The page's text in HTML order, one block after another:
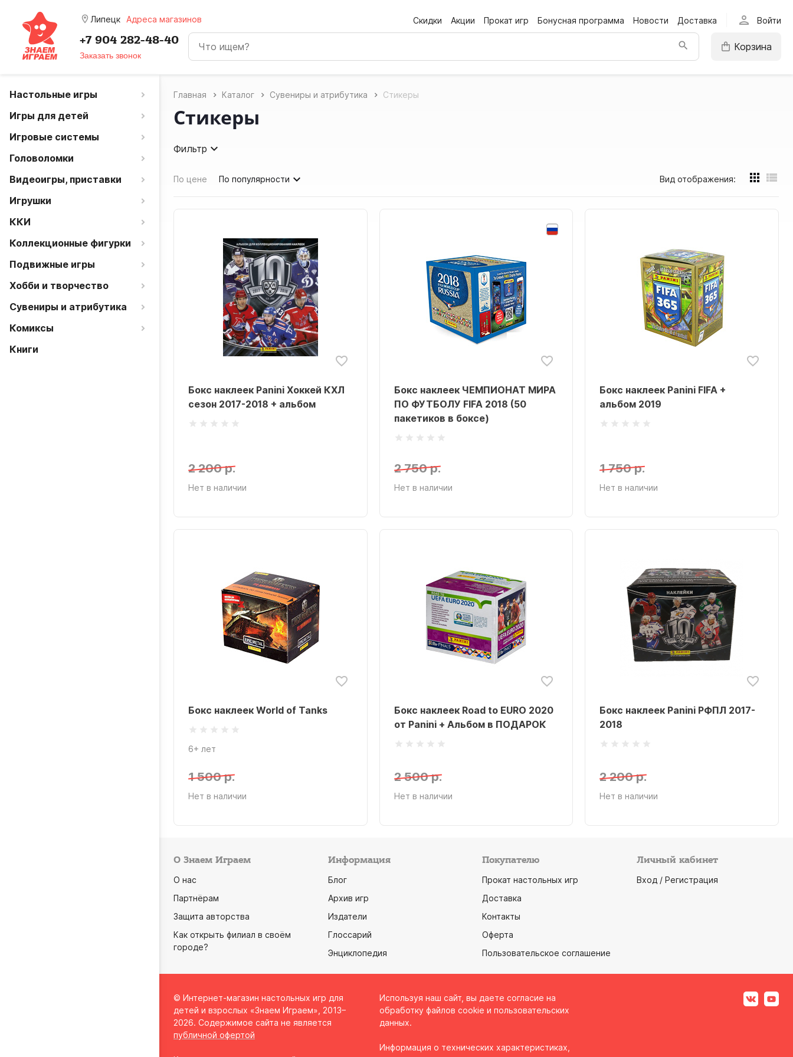
room Липецк Адреса магазинов Скидки Акции Прокат игр Бонусная программа Новости Доставка person Войти
+7 904 282-48-40
Заказать звонок
Корзина
Настольные игры
Игры для детей
Игровые системы
Головоломки
Видеоигры, приставки
Игрушки
ККИ
Коллекционные фигурки
Подвижные игры
Хобби и творчество
Сувениры и атрибутика
Комиксы
Книги
Главная Каталог Сувениры и атрибутика Стикеры
Стикеры
Фильтр
По цене По популярности Вид отображения:
Бокс наклеек Panini Хоккей КХЛ
сезон 2017-2018 + альбом
2 200 р.
Нет в наличии
Бокс наклеек ЧЕМПИОНАТ МИРА
ПО ФУТБОЛУ FIFA 2018 (50
пакетиков в боксе)
2 750 р.
Нет в наличии
Бокс наклеек Panini FIFA +
альбом 2019
1 750 р.
Нет в наличии
Бокс наклеек World of Tanks
6+ лет
1 500 р.
Нет в наличии
Бокс наклеек Road to EURO 2020
от Panini + Альбом в ПОДАРОК
2 500 р.
Нет в наличии
Бокс наклеек Panini РФПЛ 2017-
2018
2 200 р.
Нет в наличии
О Знаем Играем
О нас
Партнёрам
Защита авторства
Как открыть филиал в своём
городе?
Информация
Блог
Архив игр
Издатели
Глоссарий
Энциклопедия
Покупателю
Прокат настольных игр
Доставка
Контакты
Оферта
Пользовательское соглашение
Личный кабинет
Вход / Регистрация
© Интернет-магазин настольных игр для
детей и взрослых «Знаем Играем», 2013–
2026. Содержимое сайта не является
публичной офертой
Используя наш сайт, вы даете согласие на
обработку файлов cookie и пользовательских
данных.
Информация о технических характеристиках,